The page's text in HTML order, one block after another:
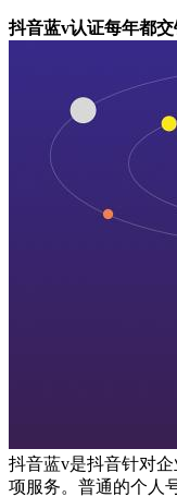
抖音蓝v认证每年都交
抖音蓝v是抖音针对
项服务。普通的个人